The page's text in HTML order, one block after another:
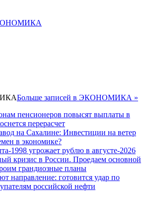
Больше записей в ЭКОНОМИКА »
пенсионеров повысят выплаты в
перерасчет
на Сахалине: Инвестиции на ветер
в экономике?
1998 угрожает рублю в августе-2026
кризис в России. Проедаем основной
грандиозные планы
направление: готовится удар по
российской нефти